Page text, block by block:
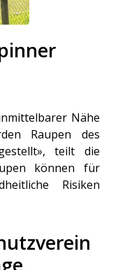
Nähe
Raupen des
teilt die
können für
Risiken